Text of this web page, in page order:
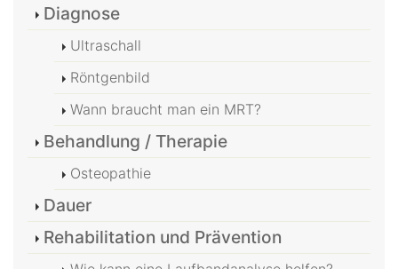
Diagnose
Ultraschall
Röntgenbild
Wann braucht man ein MRT?
Behandlung / Therapie
Osteopathie
Dauer
Rehabilitation und Prävention